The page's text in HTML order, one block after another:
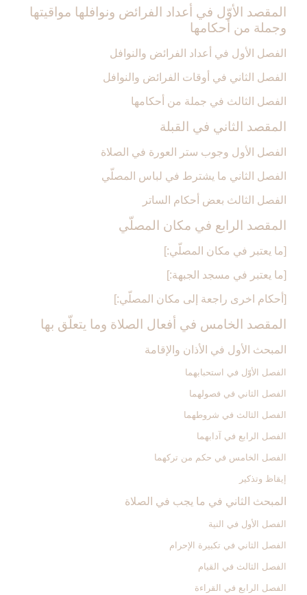
المقصد الأوّل في أعداد الفرائض ونوافلها مواقيتها
وجملة من أحكامها
الفصل الأول في أعداد الفرائض والنوافل‏
الفصل الثاني في أوقات الفرائض والنوافل‏
الفصل الثالث في جملة من أحكامها
المقصد الثاني في القبلة
الفصل الأول وجوب ستر العورة في الصلاة
الفصل الثاني ما يشترط في لباس المصلّي‏
الفصل الثالث بعض أحكام الساتر
المقصد الرابع في مكان المصلّي‏
[ما يعتبر في مكان المصلّي:]
[ما يعتبر في مسجد الجبهة:]
[أحكام اخرى راجعة إلى مكان المصلّي:]
المقصد الخامس في أفعال الصلاة وما يتعلّق بها
المبحث الأول في الأذان والإقامة
الفصل الأوّل في استحبابهما
الفصل الثاني في فصولهما
الفصل الثالث في شروطهما
الفصل الرابع في آدابهما
الفصل الخامس في حكم من تركهما
إيقاظ وتذكير
المبحث الثاني في ما يجب في الصلاة
الفصل الأول في النية
الفصل الثاني في تكبيرة الإحرام
الفصل الثالث في القيام
الفصل الرابع في القراءة